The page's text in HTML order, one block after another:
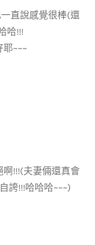
直說感覺很棒(還
哈!!!
~~~
!!!(夫妻倆還真會
誇!!!哈哈哈~~~)